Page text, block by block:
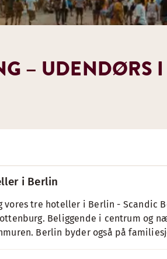
i Berlin
vores tre hoteller i Berlin - Scandic
Beliggende i centrum og
Berlin byder også på
– UDENDØRS I